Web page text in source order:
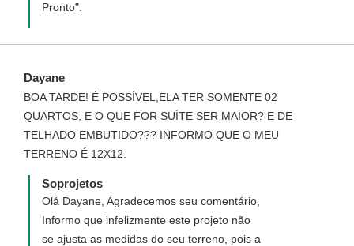
Pronto".
Dayane
BOA TARDE! É POSSÍVEL,ELA TER SOMENTE 02
QUARTOS, E O QUE FOR SUÍTE SER MAIOR? E DE
TELHADO EMBUTIDO??? INFORMO QUE O MEU
TERRENO É 12X12.
Soprojetos
Olá Dayane, Agradecemos seu comentário,
Informo que infelizmente este projeto não
se ajusta as medidas do seu terreno, pois a